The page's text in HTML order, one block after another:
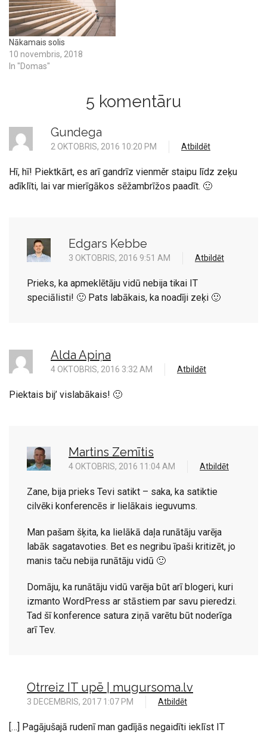
Nākamais solis
10 novembris, 2018
In "Domas"
5 komentāru
Gundega
2 OKTOBRIS, 2016 10:20 PM Atbildēt
Hī, hī! Piektkārt, es arī gandrīz vienměr staipu līdz zeķu
adīklīti, lai var mierīgākos sēžambrīžos paadīt. 🙂
Edgars Kebbe
3 OKTOBRIS, 2016 9:51 AM Atbildēt
Prieks, ka apmeklētāju vidū nebija tikai IT
speciālisti! 🙂 Pats labākais, ka noadīji zeķi 🙂
Alda Apiņa
4 OKTOBRIS, 2016 3:32 AM Atbildēt
Piektais bij’ vislabākais! 🙂
Martins Zemītis
4 OKTOBRIS, 2016 11:04 AM Atbildēt
Zane, bija prieks Tevi satikt – saka, ka satiktie
cilvēki konferencēs ir lielākais ieguvums.
Man pašam šķita, ka lielākā daļa runātāju varēja
labāk sagatavoties. Bet es negribu īpaši kritizēt, jo
manis taču nebija runātāju vidū 🙂
Domāju, ka runātāju vidū varēja būt arī blogeri, kuri
izmanto WordPress ar stāstiem par savu pieredzi.
Tad šī konference satura ziņā varētu būt noderīga
arī Tev.
Otrreiz IT upē | mugursoma.lv
3 DECEMBRIS, 2017 1:07 PM Atbildēt
[…] Pagājušajā rudenī man gadījās negaidīti ieklīst IT